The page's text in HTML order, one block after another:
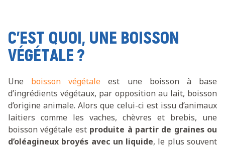
C’EST QUOI, UNE BOISSON
VÉGÉTALE ?
Une boisson végétaleest une boisson à base
d’ingrédients végétaux, par opposition au lait, boisson
d’origine animale. Alors que celui-ci est issu d’animaux
laitiers comme les vaches, chèvres et brebis, une
boisson végétale est produite à partir de graines ou
d’oléagineux broyés avec un liquide, le plus souvent